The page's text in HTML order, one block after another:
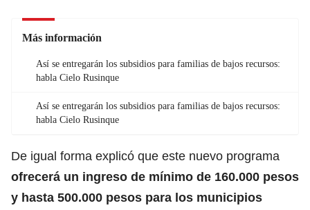
Más información
Así se entregarán los subsidios para familias de bajos recursos:
habla Cielo Rusinque
Así se entregarán los subsidios para familias de bajos recursos:
habla Cielo Rusinque
De igual forma explicó que este nuevo programa
ofrecerá un ingreso de mínimo de 160.000 pesos
y hasta 500.000 pesos para los municipios